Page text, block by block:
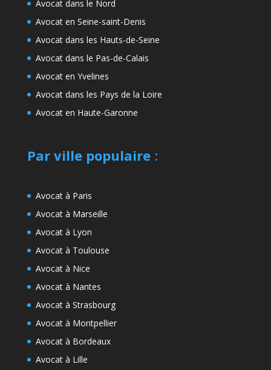
Avocat dans le Nord
Avocat en Seine-saint-Denis
Avocat dans les Hauts-de-Seine
Avocat dans le Pas-de-Calais
Avocat en Yvelines
Avocat dans les Pays de la Loire
Avocat en Haute-Garonne
Par ville populaire:
Avocat à Paris
Avocat à Marseille
Avocat à Lyon
Avocat à Toulouse
Avocat à Nice
Avocat à Nantes
Avocat à Strasbourg
Avocat à Montpellier
Avocat à Bordeaux
Avocat à Lille